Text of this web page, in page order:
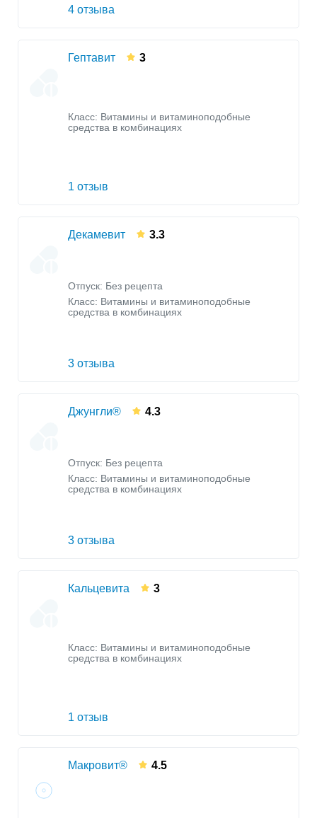
4 отзыва
Гептавит 3
Класс: Витамины и витаминоподобные
средства в комбинациях
1 отзыв
Декамевит 3.3
Отпуск: Без рецепта
Класс: Витамины и витаминоподобные
средства в комбинациях
3 отзыва
Джунгли® 4.3
Отпуск: Без рецепта
Класс: Витамины и витаминоподобные
средства в комбинациях
3 отзыва
Кальцевита 3
Класс: Витамины и витаминоподобные
средства в комбинациях
1 отзыв
Макровит® 4.5